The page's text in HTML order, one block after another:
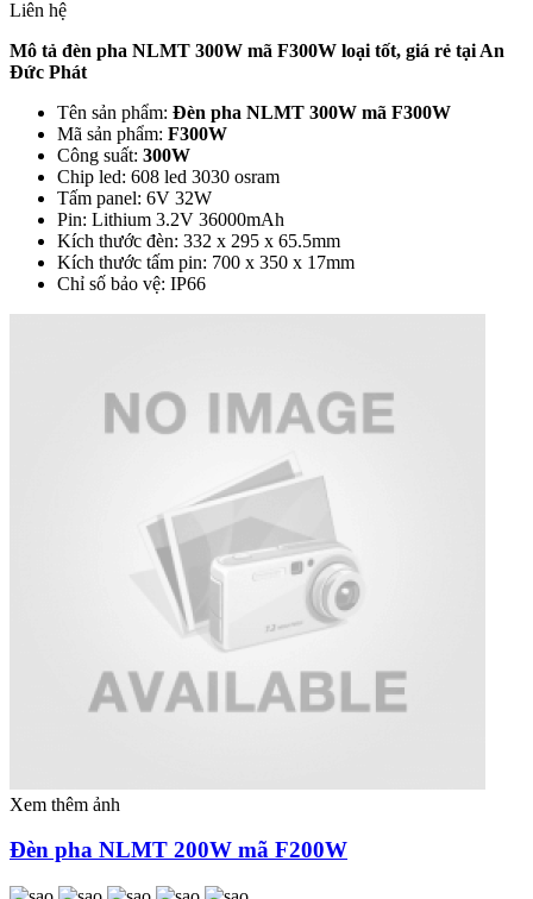
Liên hệ
Mô tả đèn pha NLMT 300W mã F300W loại tốt, giá rẻ tại An
Đức Phát
Tên sản phẩm: Đèn pha NLMT 300W mã F300W
Mã sản phẩm: F300W
Công suất: 300W
Chip led: 608 led 3030 osram
Tấm panel: 6V 32W
Pin: Lithium 3.2V 36000mAh
Kích thước đèn: 332 x 295 x 65.5mm
Kích thước tấm pin: 700 x 350 x 17mm
Chỉ số bảo vệ: IP66
Xem thêm ảnh
Đèn pha NLMT 200W mã F200W